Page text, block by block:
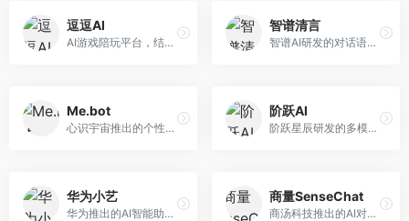
逗逗AI
AI游戏陪玩平台，结合游戏理解和自然语言交互技术。面向游戏玩家，提供游戏攻略、陪玩互动、社交聊天等服务，游戏知识丰富，互动体验有趣。
智谱清言
智谱AI研发的对话语言模型，支持中英双语交互。面向中文用户和开发者，提供知识问答、代码编写、文档解读等服务，开源生态完善，学术研究背景深厚。
Me.bot
心识宇宙推出的个性化AI伴侣，专注于情感交互和个人助理服务。面向个人用户，支持日程管理、情感陪伴、知识问答等功能，交互体验人性化。
阶跃AI
阶跃星辰研发的多模态大模型平台，支持文本、图像、视频的综合理解与生成。面向创作者和企业客户，提供内容创作、智能分析等服务，多模态能力突出。
华为小艺
华为推出的AI智能助手网页端，深度整合鸿蒙生态和华为云服务。面向华为设备用户，支持语音交互、智能问答、设备控制等功能，与华为硬件生态无缝衔接。
商量SenseChat
商汤科技推出的AI对话平台，结合计算机视觉和自然语言处理技术。面向企业用户和开发者，支持多模态交互，视觉理解能力强，适合智能客服和内容创作场景。